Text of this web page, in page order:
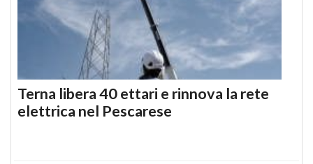
Terna libera 40 ettari e rinnova la rete
elettrica nel Pescarese